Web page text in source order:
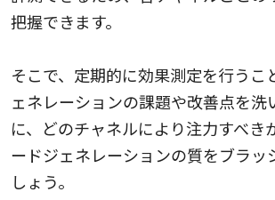
把握できます。
そこで、定期的に効果測定を行うこ
ェネレーションの課題や改善点を洗
に、どのチャネルにより注力すべき
ードジェネレーションの質をブラッ
しょう。